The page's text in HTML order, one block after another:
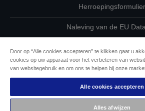
Herroepingsformulier
Naleving van de EU
Cookie-informatie
De toewijding van Epson aan
Door op “Alle cookies accepteren” te klikken gaat u
cookies op uw apparaat voor het verbeteren van
van websitegebruik en om ons te helpen bij onze
Alle cookies accepteren
Alles afwijzen